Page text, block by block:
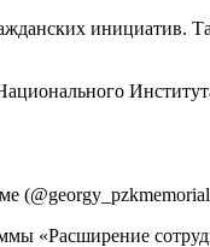
инициатив.
«Расширение